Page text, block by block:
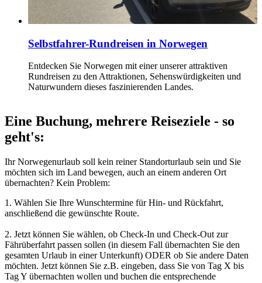
Selbstfahrer-Rundreisen in Norwegen
Entdecken Sie Norwegen mit einer unserer attraktiven
Rundreisen zu den Attraktionen, Sehenswürdigkeiten und
Naturwundern dieses faszinierenden Landes.
Eine Buchung, mehrere Reiseziele - so
geht's:
Ihr Norwegenurlaub soll kein reiner Standorturlaub sein und Sie
möchten sich im Land bewegen, auch an einem anderen Ort
übernachten? Kein Problem:
1. Wählen Sie Ihre Wunschtermine für Hin- und Rückfahrt,
anschließend die gewünschte Route.
2. Jetzt können Sie wählen, ob Check-In und Check-Out zur
Fährüberfahrt passen sollen (in diesem Fall übernachten Sie den
gesamten Urlaub in einer Unterkunft) ODER ob Sie andere Daten
möchten. Jetzt können Sie z.B. eingeben, dass Sie von Tag X bis
Tag Y übernachten wollen und buchen die entsprechende